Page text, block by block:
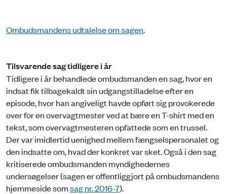
Ombudsmandens udtalelse om sagen.
Tilsvarende sag tidligere i år
Tidligere i år behandlede ombudsmanden en sag, hvor en
indsat fik tilbagekaldt sin udgangstilladelse efter en
episode, hvor han angiveligt havde opført sig provokerede
over for en overvagtmester ved at bære en T-shirt med en
tekst, som overvagtmesteren opfattede som en trussel.
Der var imidlertid uenighed mellem fængselspersonalet og
den indsatte om, hvad der konkret var sket. Også i den sag
kritiserede ombudsmanden myndighedernes
undersøgelser (sagen er offentliggjort på ombudsmandens
hjemmeside somsag nr. 2016-7).